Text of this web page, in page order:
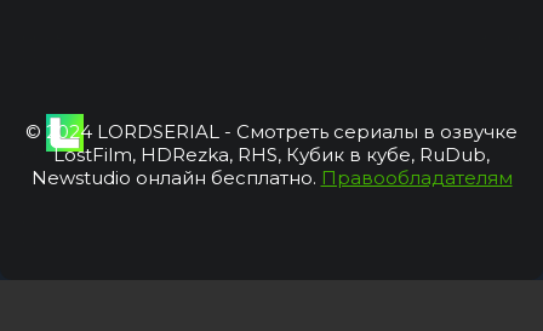
© 2024 LORDSERIAL - Смотреть сериалы в озвучке
LostFilm, HDRezka, RHS, Кубик в кубе, RuDub,
Newstudio онлайн бесплатно. Правообладателям